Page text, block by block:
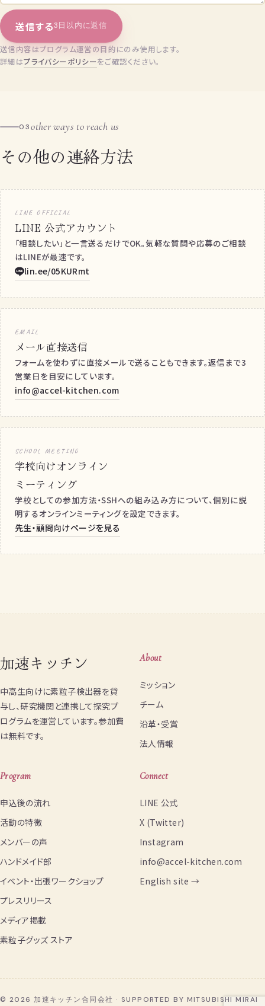
送信する3日以内に返信
送信内容はプログラム運営の目的にのみ使用します。
詳細はプライバシーポリシーをご確認ください。
03other ways to reach us
その他の連絡方法
LINE OFFICIAL
LINE 公式アカウント
「相談したい」と一言送るだけでOK。気軽な質問や応募のご相談
はLINEが最速です。
lin.ee/05KURmt
EMAIL
メール直接送信
フォームを使わずに直接メールで送ることもできます。返信まで3
営業日を目安にしています。
info@accel-kitchen.com
SCHOOL MEETING
学校向けオンライン
ミーティング
学校としての参加方法・SSHへの組み込み方について、個別に説
明するオンラインミーティングを設定できます。
先生・顧問向けページを見る
加速キッチン
中高生向けに素粒子検出器を貸
与し、研究機関と連携して探究プ
ログラムを運営しています。参加費
は無料です。
About
ミッション
チーム
沿革・受賞
法人情報
Program
申込後の流れ
活動の特徴
メンバーの声
ハンドメイド部
イベント・出張ワークショップ
プレスリリース
メディア掲載
素粒子グッズ ストア
Connect
LINE 公式
X (Twitter)
Instagram
info@accel-kitchen.com
English site →
© 2026 加速キッチン合同会社 · SUPPORTED BY MITSUBISHI MIRAI